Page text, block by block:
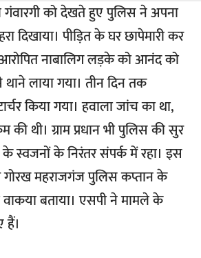
गंवारगी को देखते हुए पुलिस ने अपना
दिखाया। पीड़ित के घर छापेमारी कर
नाबालिग लड़के को आनंद को
लाया गया। तीन दिन तक
किया गया। हवाला जांच का था,
थी। ग्राम प्रधान भी पुलिस की सुर
स्वजनों के निरंतर संपर्क में रहा। इस
महराजगंज पुलिस कप्तान के
बताया। एसपी ने मामले के
हैं।